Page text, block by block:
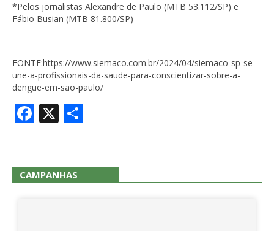
*Pelos jornalistas Alexandre de Paulo (MTB 53.112/SP) e
Fábio Busian (MTB 81.800/SP)
FONTE:https://www.siemaco.com.br/2024/04/siemaco-sp-se-
une-a-profissionais-da-saude-para-conscientizar-sobre-a-
dengue-em-sao-paulo/
Facebook
X
CAMPANHAS